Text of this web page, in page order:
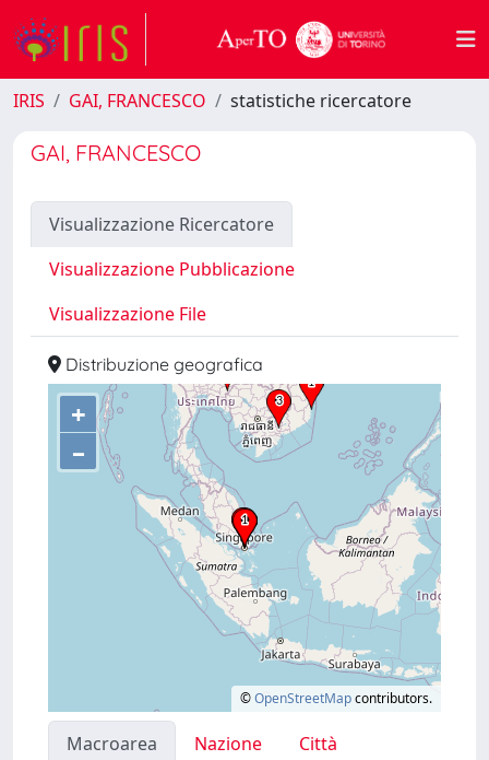
IRIS GAI, FRANCESCO statistiche ricercatore
GAI, FRANCESCO
Visualizzazione Ricercatore
Visualizzazione Pubblicazione
Visualizzazione File
Distribuzione geografica
+
–
©OpenStreetMapcontributors.
Macroarea Nazione
Città